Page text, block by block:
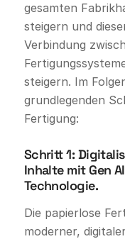
gesamten
steigern und
Verbindung
steigern. Im
grundlegenden
Fertigung:
Schritt 1:
Inhalte mit Gen
Technologie.
Die papierlose
moderner,